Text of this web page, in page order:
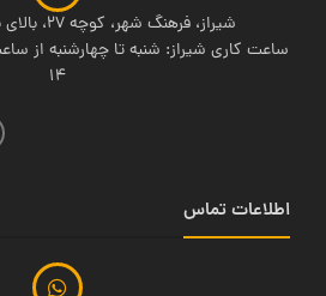
شیراز، فرهنگ شهر، کوچه 27، بالای بانک سینا ، طبقه 1
14
اطلاعات تماس